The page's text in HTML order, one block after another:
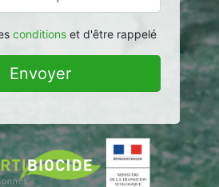
conditionset d'être rappelé
Envoyer